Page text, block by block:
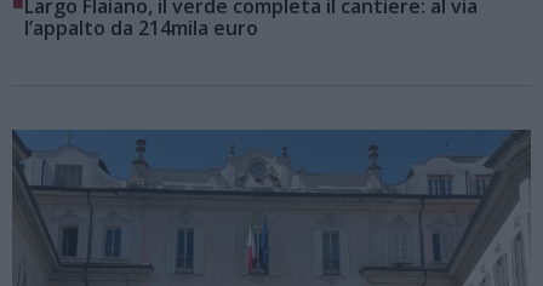
Largo Flaiano, il verde completa il cantiere: al via
l’appalto da 214mila euro